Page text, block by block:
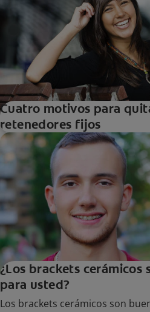
Cuatro motivos para
retenedores fijos
¿Los brackets cerámicos
para usted?
Los brackets cerámicos son